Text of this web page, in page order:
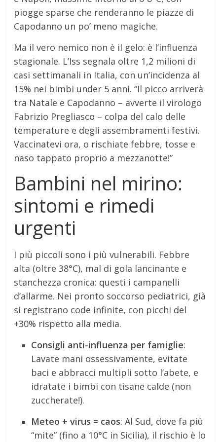
piogge sparse che renderanno le piazze di
Capodanno un po’ meno magiche.
Ma il vero nemico non è il gelo: è l’influenza
stagionale. L’Iss segnala oltre 1,2 milioni di
casi settimanali in Italia, con un’incidenza al
15% nei bimbi under 5 anni. “Il picco arriverà
tra Natale e Capodanno – avverte il virologo
Fabrizio Pregliasco – colpa del calo delle
temperature e degli assembramenti festivi.
Vaccinatevi ora, o rischiate febbre, tosse e
naso tappato proprio a mezzanotte!”
Bambini nel mirino:
sintomi e rimedi
urgenti
I più piccoli sono i più vulnerabili. Febbre
alta (oltre 38°C), mal di gola lancinante e
stanchezza cronica: questi i campanelli
d’allarme. Nei pronto soccorso pediatrici, già
si registrano code infinite, con picchi del
+30% rispetto alla media.
Consigli anti-influenza per famiglie:
Lavate mani ossessivamente, evitate
baci e abbracci multipli sotto l’abete, e
idratate i bimbi con tisane calde (non
zuccherate!).
Meteo + virus = caos: Al Sud, dove fa più
“mite” (fino a 10°C in Sicilia), il rischio è lo